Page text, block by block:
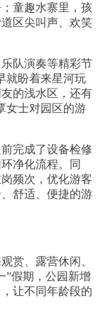
童趣水寨里，孩
区尖叫声、欢笑
队演奏等精彩节
就盼着来星河玩
的浅水区，还有
女士对园区的游
完成了设备检修
净化流程。同
频次，优化游客
舒适、便捷的游
赏、露营休闲、
”假期，公园新增
让不同年龄段的